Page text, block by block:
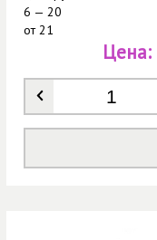
6 — 20
от21
Количество
Цена: